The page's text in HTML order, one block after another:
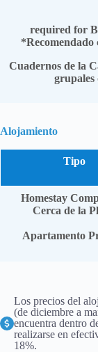
required for
*Recomendado
Cuadernos de la
grupales
Alojamiento
Tipo
Homestay
Cerca de la
Apartamento
Los precios del
(de diciembre a
encuentra dentro
realizarse en
18%.